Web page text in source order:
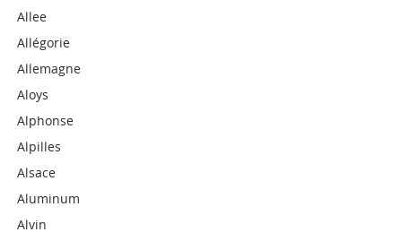
Allee
Allégorie
Allemagne
Aloys
Alphonse
Alpilles
Alsace
Aluminum
Alvin